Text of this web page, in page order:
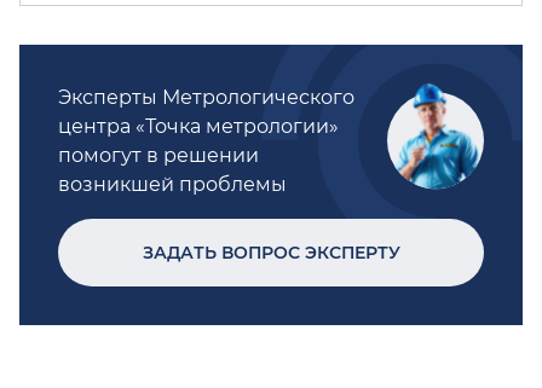
Эксперты Метрологического
центра «Точка метрологии»
помогут в решении
возникшей проблемы
ЗАДАТЬ ВОПРОС ЭКСПЕРТУ